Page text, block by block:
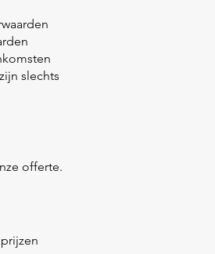
slechts
offerte.